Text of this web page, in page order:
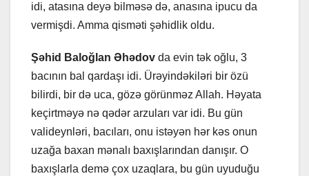
idi, atasına deyə bilməsə də, anasına ipucu da
vermişdi. Amma qisməti şəhidlik oldu.
Şəhid Baloğlan Əhədov da evin tək oğlu, 3
bacının bal qardaşı idi. Ürəyindəkiləri bir özü
bilirdi, bir də uca, gözə görünməz Allah. Həyata
keçirtməyə nə qədər arzuları var idi. Bu gün
valideynləri, bacıları, onu istəyən hər kəs onun
uzağa baxan mənalı baxışlarından danışır. O
baxışlarla demə çox uzaqlara, bu gün uyuduğu